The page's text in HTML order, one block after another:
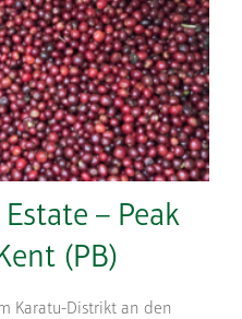
– Peak
(PB)
Karatu-Distrikt an den